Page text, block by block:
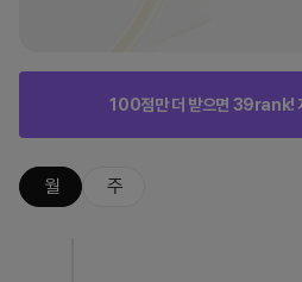
100점만 더 받으면 39rank!
월 주